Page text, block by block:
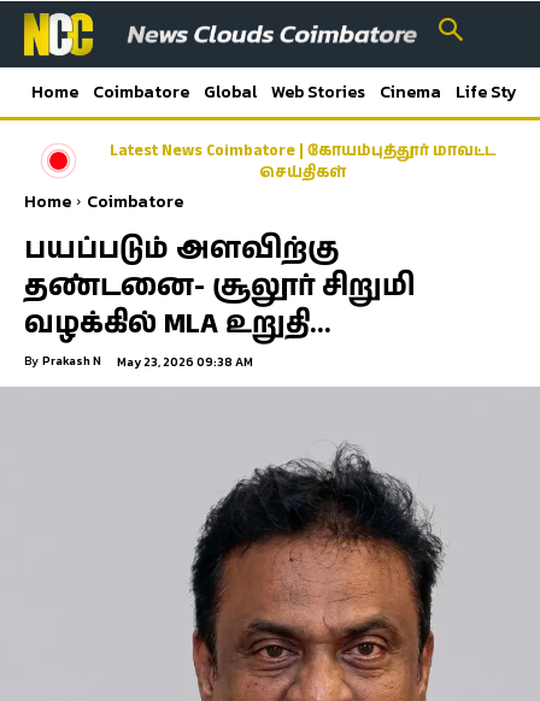
Home Coimbatore Global Web Stories Cinema Life Style
Latest News Coimbatore | கோயம்புத்தூர் மாவட்ட
செய்திகள்
Home Coimbatore
பயப்படும் அளவிற்கு
தண்டனை- சூலூர் சிறுமி
வழக்கில் MLA உறுதி…
By Prakash N May 23, 2026 09:38 AM